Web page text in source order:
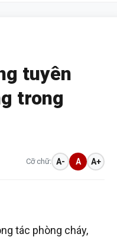
tuyên
trong
Cỡ chữ: A- A A+
tác phòng cháy,